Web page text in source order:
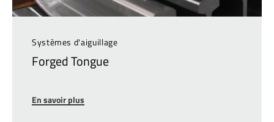
Systèmes d'aiguillage
Forged Tongue
En savoir plus